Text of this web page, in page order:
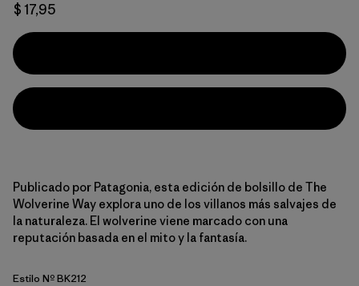
$ 17,95
Publicado por Patagonia, esta edición de bolsillo de The
Wolverine Way explora uno de los villanos más salvajes de
la naturaleza. El wolverine viene marcado con una
reputación basada en el mito y la fantasía.
Estilo Nº BK212